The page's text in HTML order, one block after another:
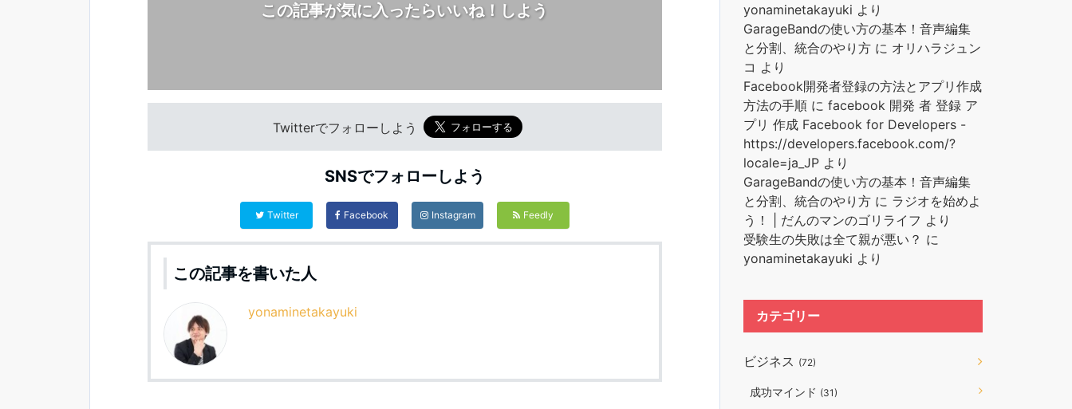
この記事が気に入ったらいいね！しよう
Twitterでフォローしよう
SNSでフォローしよう
Twitter Facebook Instagram Feedly
この記事を書いた人
yonaminetakayuki
yonaminetakayuki より
GarageBandの使い方の基本！音声編集
と分割、統合のやり方 に オリハラジュン
コ より
Facebook開発者登録の方法とアプリ作成
方法の手順 に facebook 開発 者 登録 ア
プリ 作成 Facebook for Developers -
https://developers.facebook.com/?
locale=ja_JP より
GarageBandの使い方の基本！音声編集
と分割、統合のやり方 に ラジオを始めよ
う！ | だんのマンのゴリライフ より
受験生の失敗は全て親が悪い？ に
yonaminetakayuki より
カテゴリー
ビジネス (72)
成功マインド (31)